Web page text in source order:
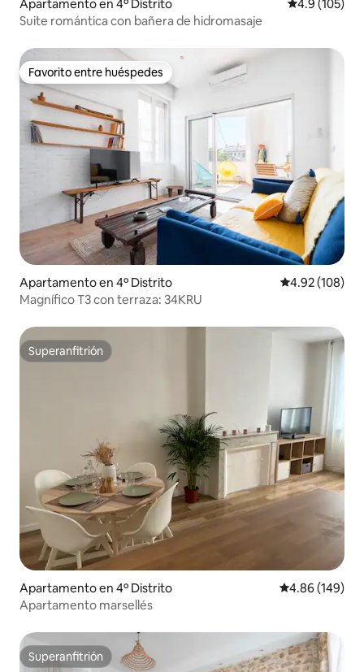
Apartamento en 4º Distrito Calificación
4.9 (105)
Suite romántica con bañera de hidromasaje
Favorito entre huéspedes
Favorito entre huéspedes
Apartamento en 4º Distrito Calificación
4.92 (108)
Magnífico T3 con terraza: 34KRU
Superanfitrión
Superanfitrión
Apartamento en 4º Distrito Calificación
4.86 (149)
Apartamento marsellés
Superanfitrión
Superanfitrión